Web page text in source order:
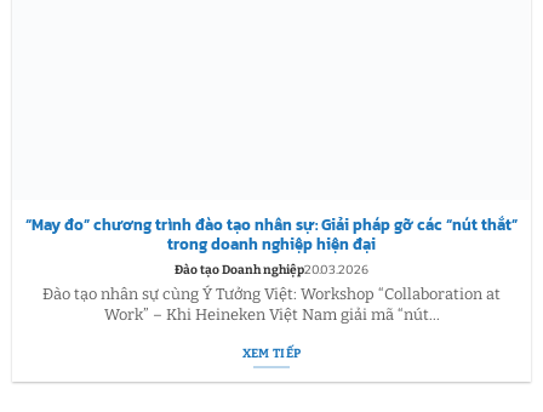
“May đo” chương trình đào tạo nhân sự: Giải pháp gỡ các “nút thắt”
trong doanh nghiệp hiện đại
Đào tạo Doanh nghiệp20.03.2026
Đào tạo nhân sự cùng Ý Tưởng Việt: Workshop “Collaboration at
Work” – Khi Heineken Việt Nam giải mã “nút...
XEM TIẾP